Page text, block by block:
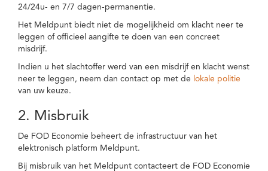
24/24u- en 7/7 dagen-permanentie.
Het Meldpunt biedt niet de mogelijkheid om klacht neer te
leggen of officieel aangifte te doen van een concreet
misdrijf.
Indien u het slachtoffer werd van een misdrijf en klacht wenst
neer te leggen, neem dan contact op met de lokale politie
van uw keuze.
2. Misbruik
De FOD Economie beheert de infrastructuur van het
elektronisch platform Meldpunt.
Bij misbruik van het Meldpunt contacteert de FOD Economie